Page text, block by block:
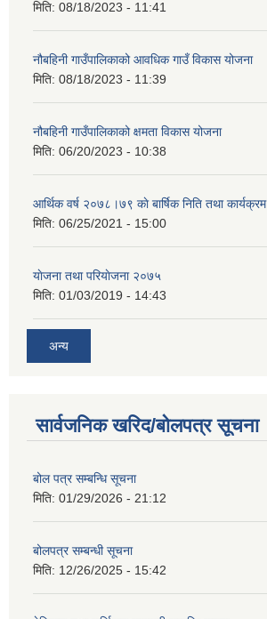
मिति: 08/18/2023 - 11:41
नौबहिनी गाउँपालिकाको आवधिक गाउँ विकास योजना
मिति: 08/18/2023 - 11:39
नौबहिनी गाउँपालिकाको क्षमता विकास योजना
मिति: 06/20/2023 - 10:38
आर्थिक वर्ष २०७८।७९ काे बार्षिक निति तथा कार्यक्रम
मिति: 06/25/2021 - 15:00
याेजना तथा परियाेजना २०७५
मिति: 01/03/2019 - 14:43
अन्य
सार्वजनिक खरिद/बोलपत्र सूचना
बोल पत्र सम्बन्धि सूचना
मिति: 01/29/2026 - 21:12
बोलपत्र सम्बन्धी सूचना
मिति: 12/26/2025 - 15:42